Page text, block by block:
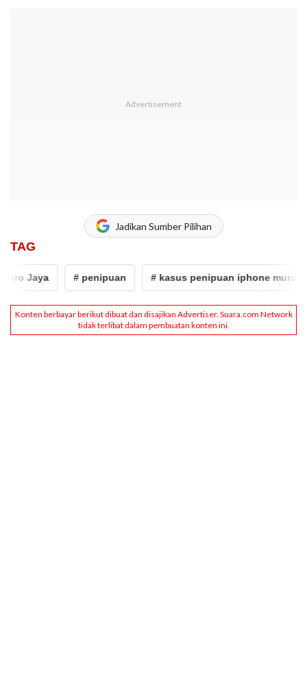
Jadikan Sumber Pilihan
TAG
Jaya # penipuan # kasus penipuan iphone murah